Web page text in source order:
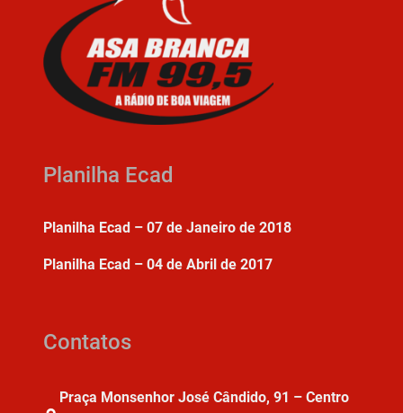
Planilha Ecad
Planilha Ecad – 07 de Janeiro de 2018
Planilha Ecad – 04 de Abril de 2017
Contatos
Praça Monsenhor José Cândido, 91 – Centro